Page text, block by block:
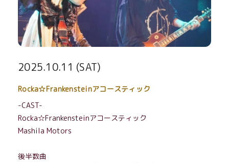
2025.10.11 (SAT)
Rocka☆Frankensteinアコースティック
-CAST-
Rocka☆Frankensteinアコースティック
Mashila Motors
後半数曲